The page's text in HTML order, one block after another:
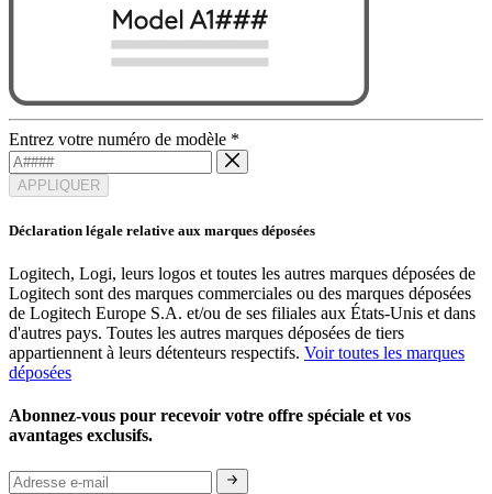
Entrez votre numéro de modèle *
APPLIQUER
Déclaration légale relative aux marques déposées
Logitech, Logi, leurs logos et toutes les autres marques déposées de
Logitech sont des marques commerciales ou des marques déposées
de Logitech Europe S.A. et/ou de ses filiales aux États-Unis et dans
d'autres pays. Toutes les autres marques déposées de tiers
appartiennent à leurs détenteurs respectifs. Voir toutes les marques
déposées
Abonnez-vous pour recevoir votre offre spéciale et vos
avantages exclusifs.